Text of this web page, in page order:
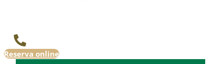
Reserva online